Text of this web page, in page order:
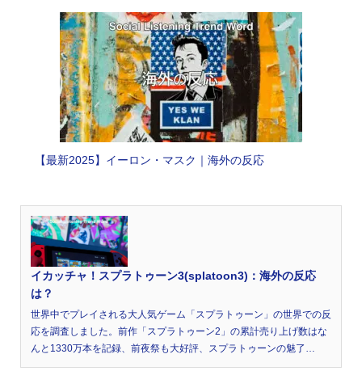
【最新2025】イーロン・マスク｜海外の反応
イカッチャ！スプラトゥーン3(splatoon3)：海外の反応
は？
世界中でプレイされる大人気ゲーム「スプラトゥーン」の世界での反
応を調査しました。前作「スプラトゥーン2」の累計売り上げ数はな
んと1330万本を記録、前夜祭も大好評、スプラトゥーンの魅了…